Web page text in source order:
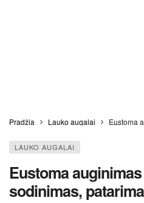
Pradžia Lauko augalai Eustoma
LAUKO AUGALAI
Eustoma
sodinimas,